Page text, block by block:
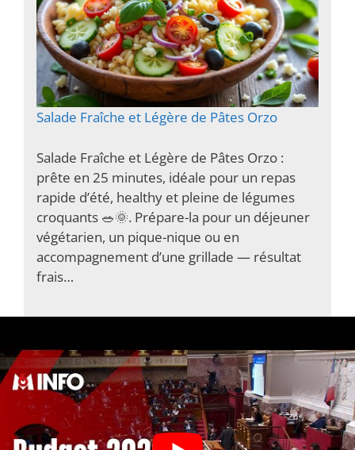
Salade Fraîche et Légère de Pâtes Orzo
Salade Fraîche et Légère de Pâtes Orzo :
prête en 25 minutes, idéale pour un repas
rapide d’été, healthy et pleine de légumes
croquants 🥗🌞. Prépare-la pour un déjeuner
végétarien, un pique-nique ou en
accompagnement d’une grillade — résultat
frais…